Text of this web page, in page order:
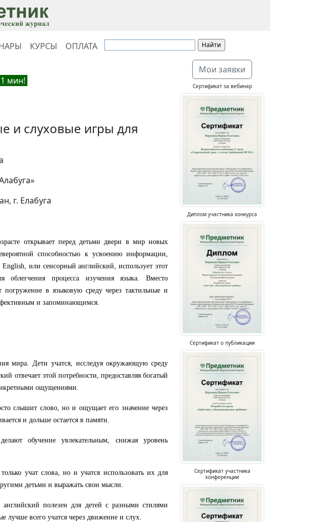
КУРСЫ ОПЛАТА
мин!
и слуховые игры для
г. Елабуга
открывает перед детьми двери в мир новых
способностью к усвоению информации,
или сенсорный английский, использует этот
облегчения процесса изучения языка. Вместо
погружение в языковую среду через тактильные и
и запоминающимся.
мира. Дети учатся, исследуя окружающую среду
отвечает этой потребности, предоставляя богатый
ощущениями.
слышит слово, но и ощущает его значение через
и дольше остается в памяти.
обучение увлекательным, снижая уровень
учат слова, но и учатся использовать их для
детьми и выражать свои мысли.
полезен для детей с разными стилями
лучше всего учатся через движение и слух.
Мои заявки
Сертификат за вебинар
Диплом участника конкурса
Сертификат о публикации
Сертификат участника
конференции